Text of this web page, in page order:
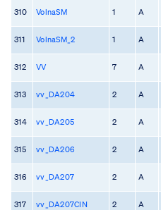
310 VolnaSM 1 A
311 VolnaSM_2 1 A
312 VV 7 A
313 vv_DA204 2 A
314 vv_DA205 2 A
315 vv_DA206 2 A
316 vv_DA207 2 A
317 vv_DA207CIN 2 A